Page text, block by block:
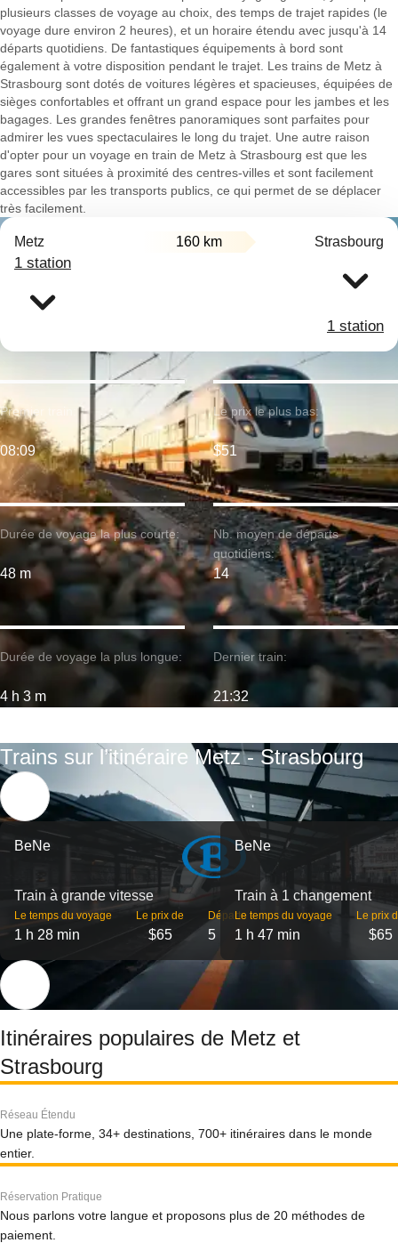
plusieurs classes de voyage au choix, des temps de trajet rapides (le
voyage dure environ 2 heures), et un horaire étendu avec jusqu'à 14
départs quotidiens. De fantastiques équipements à bord sont
également à votre disposition pendant le trajet. Les trains de Metz à
Strasbourg sont dotés de voitures légères et spacieuses, équipées de
sièges confortables et offrant un grand espace pour les jambes et les
bagages. Les grandes fenêtres panoramiques sont parfaites pour
admirer les vues spectaculaires le long du trajet. Une autre raison
d'opter pour un voyage en train de Metz à Strasbourg est que les
gares sont situées à proximité des centres-villes et sont facilement
accessibles par les transports publics, ce qui permet de se déplacer
très facilement.
Metz 160 km Strasbourg
1 station
1 station
Durée de voyage la plus courte:
48 m
Premier train:
08:09
Durée de voyage la plus longue:
4 h 3 m
Le prix le plus bas:
$51
Nb. moyen de départs
quotidiens:
14
Dernier train:
21:32
Trains sur l’itinéraire Metz - Strasbourg
BeNe
Train à grande vitesse
Le temps du voyage
1 h 28 min
Le prix de
$65
Départs
5
BeNe
Train à 1 changement
Le temps du voyage
1 h 47 min
Le prix
$65
Itinéraires populaires de Metz et
Strasbourg
Réseau Étendu
Une plate-forme, 34+ destinations, 700+ itinéraires dans le monde
entier.
Réservation Pratique
Nous parlons votre langue et proposons plus de 20 méthodes de
paiement.